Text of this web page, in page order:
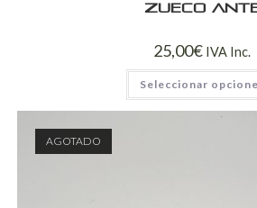
Zueco
25,00€ IVA Inc.
Seleccionar
AGOTADO